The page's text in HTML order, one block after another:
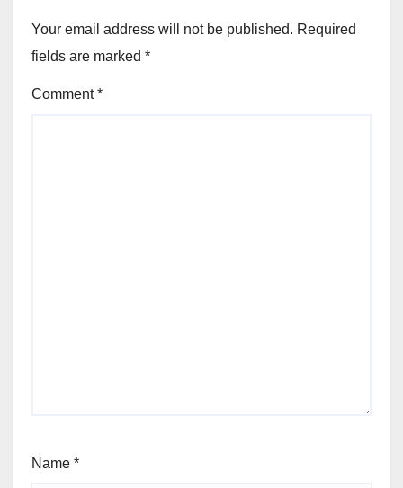
Your email address will not be published. Required
fields are marked *
Comment*
Name *